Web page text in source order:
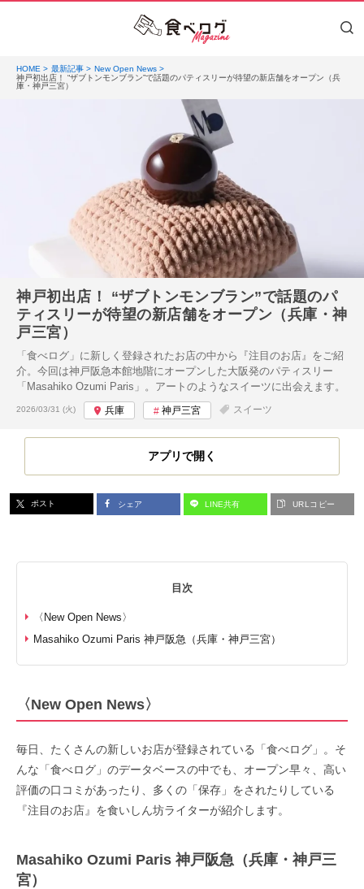
HOME 最新記事
New Open News
神戸初出店！ “ザブトンモンブラン”で話題のパティスリーが待望の新店舗をオープン（兵
庫・神戸三宮）
神戸初出店！ “ザブトンモンブラン”で話題のパ
ティスリーが待望の新店舗をオープン（兵庫・神
戸三宮）
「食べログ」に新しく登録されたお店の中から『注目のお店』をご紹
介。今回は神戸阪急本館地階にオープンした大阪発のパティスリー
「Masahiko Ozumi Paris」。アートのようなスイーツに出会えます。
投稿日:
2026/03/31 (火) 兵庫 神戸三宮 スイーツ
アプリで開く
ポスト シェア LINE共有 URLコピー
目次
〈New Open News〉
Masahiko Ozumi Paris 神戸阪急（兵庫・神戸三宮）
〈New Open News〉
毎日、たくさんの新しいお店が登録されている「食べログ」。そ
んな「食べログ」のデータベースの中でも、オープン早々、高い
評価の口コミがあったり、多くの「保存」をされたりしている
『注目のお店』を食いしん坊ライターが紹介します。
Masahiko Ozumi Paris 神戸阪急（兵庫・神戸三
宮）